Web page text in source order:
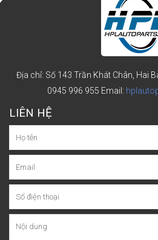
Địa chỉ: Số 143 Trần Khát Chân, Hai
0945 996 955 Email:
LIÊN HỆ